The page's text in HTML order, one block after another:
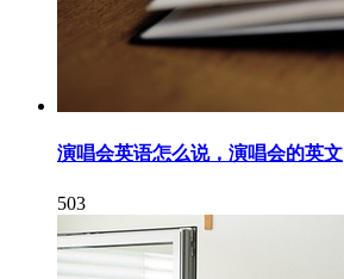
演唱会英语怎么说，演唱会的英文
503